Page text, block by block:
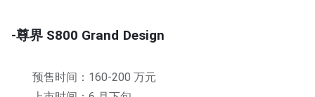
-尊界 S800 Grand Design
预售时间：160-200 万元